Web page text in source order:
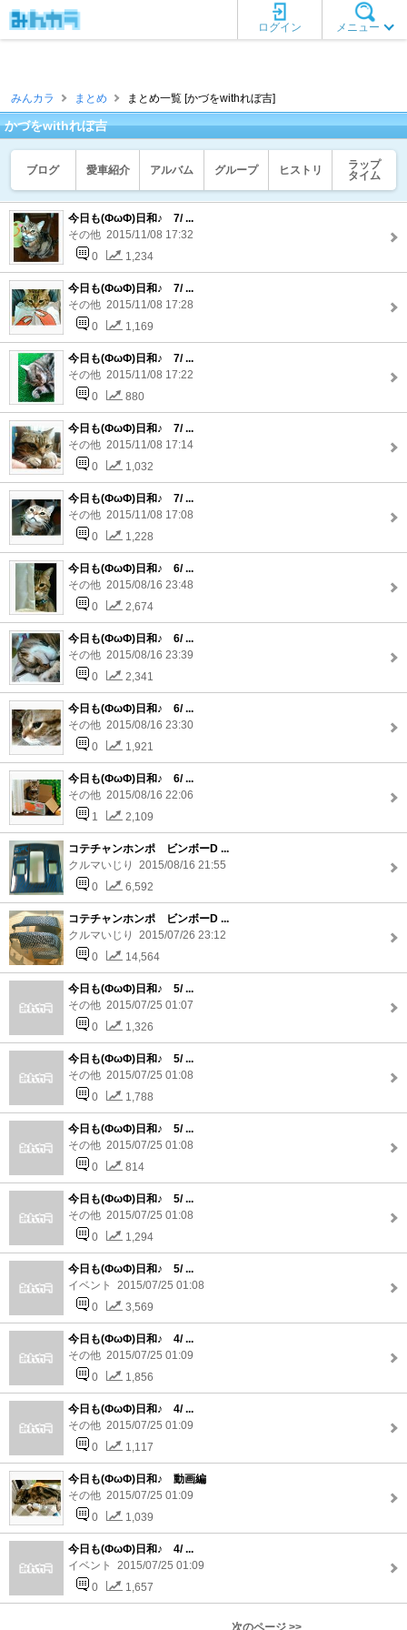
メニュー
ログイン
みんカラ まとめ まとめ一覧 [かづをwithれぼ吉]
かづをwithれぼ吉
ブログ 愛車紹介 アルバム グループ ヒストリ
ラップ
タイム
今日も(ФωФ)日和♪ 7/ ...
その他 2015/11/08 17:32
0
1,234
今日も(ФωФ)日和♪ 7/ ...
その他 2015/11/08 17:28
0
1,169
今日も(ФωФ)日和♪ 7/ ...
その他 2015/11/08 17:22
0
880
今日も(ФωФ)日和♪ 7/ ...
その他 2015/11/08 17:14
0
1,032
今日も(ФωФ)日和♪ 7/ ...
その他 2015/11/08 17:08
0
1,228
今日も(ФωФ)日和♪ 6/ ...
その他 2015/08/16 23:48
0
2,674
今日も(ФωФ)日和♪ 6/ ...
その他 2015/08/16 23:39
0
2,341
今日も(ФωФ)日和♪ 6/ ...
その他 2015/08/16 23:30
0
1,921
今日も(ФωФ)日和♪ 6/ ...
その他 2015/08/16 22:06
1
2,109
コテチャンホンポ ビンボーD ...
クルマいじり 2015/08/16 21:55
0
6,592
コテチャンホンポ ビンボーD ...
クルマいじり 2015/07/26 23:12
0
14,564
今日も(ФωФ)日和♪ 5/ ...
その他 2015/07/25 01:07
0
1,326
今日も(ФωФ)日和♪ 5/ ...
その他 2015/07/25 01:08
0
1,788
今日も(ФωФ)日和♪ 5/ ...
その他 2015/07/25 01:08
0
814
今日も(ФωФ)日和♪ 5/ ...
その他 2015/07/25 01:08
0
1,294
今日も(ФωФ)日和♪ 5/ ...
イベント 2015/07/25 01:08
0
3,569
今日も(ФωФ)日和♪ 4/ ...
その他 2015/07/25 01:09
0
1,856
今日も(ФωФ)日和♪ 4/ ...
その他 2015/07/25 01:09
0
1,117
今日も(ФωФ)日和♪ 動画編
その他 2015/07/25 01:09
0
1,039
今日も(ФωФ)日和♪ 4/ ...
イベント 2015/07/25 01:09
0
1,657
次のページ >>